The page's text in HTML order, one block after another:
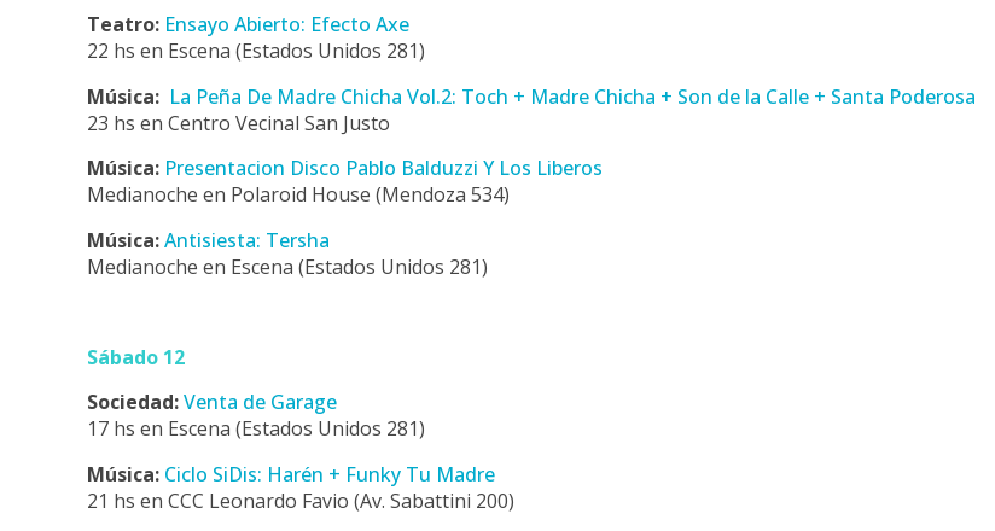
Teatro: Ensayo Abierto: Efecto Axe
22 hs en Escena (Estados Unidos 281)
Música: La Peña De Madre Chicha Vol.2: Toch + Madre Chicha + Son de la Calle + Santa Poderosa
23 hs en Centro Vecinal San Justo
Música: Presentacion Disco Pablo Balduzzi Y Los Liberos
Medianoche en Polaroid House (Mendoza 534)
Música:Antisiesta: Tersha
Medianoche en Escena (Estados Unidos 281)
Sábado 12
Sociedad:Venta de Garage
17 hs en Escena (Estados Unidos 281)
Música: Ciclo SiDis: Harén + Funky Tu Madre
21 hs en CCC Leonardo Favio (Av. Sabattini 200)